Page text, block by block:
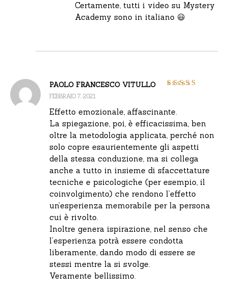
Certamente, tutti i video su Mystery
Academy sono in italiano 😃
PAOLO FRANCESCO VITULLO
FEBBRAIO 7, 2021
Effetto emozionale, affascinante.
La spiegazione, poi, è efficacissima, ben
oltre la metodologia applicata, perché non
solo copre esaurientemente gli aspetti
della stessa conduzione, ma si collega
anche a tutto in insieme di sfaccettature
tecniche e psicologiche (per esempio, il
coinvolgimento) che rendono l’effetto
un’esperienza memorabile per la persona
cui è rivolto.
Inoltre genera ispirazione, nel senso che
l’esperienza potrà essere condotta
liberamente, dando modo di essere se
stessi mentre la si svolge.
Veramente bellissimo.